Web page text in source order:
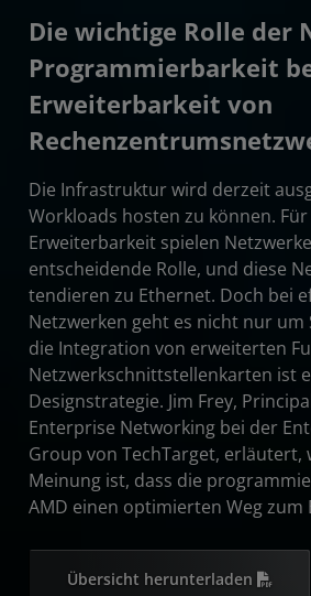
Die wichtige Rolle der
Programmierbarkeit
Erweiterbarkeit von
Die Infrastruktur wird derzeit
Workloads hosten zu können.
Erweiterbarkeit spielen
entscheidende Rolle, und diese
tendieren zu Ethernet. Doch bei
Netzwerken geht es nicht nur um
die Integration von erweiterten
Netzwerkschnittstellenkarten ist
Designstrategie. Jim Frey,
Enterprise Networking bei der
Group von TechTarget, erläutert,
Meinung ist, dass die
AMD einen optimierten Weg zum
Übersicht herunterladen